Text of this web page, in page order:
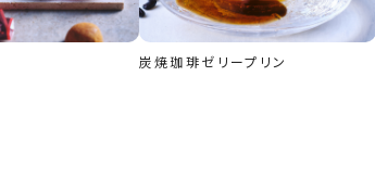
炭焼珈琲ゼリープリン